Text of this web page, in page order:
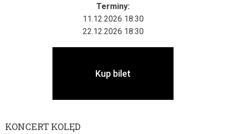
Terminy:
11.12.2026 18:30
22.12.2026 18:30
Kup bilet
KONCERT KOLĘD